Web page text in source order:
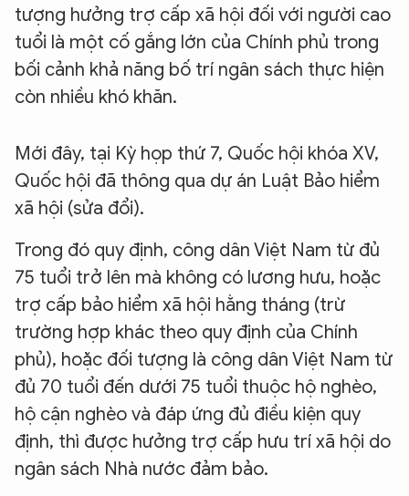
tượng hưởng trợ cấp xã hội đối với người cao
tuổi là một cố gắng lớn của Chính phủ trong
bối cảnh khả năng bố trí ngân sách thực hiện
còn nhiều khó khăn.
Mới đây, tại Kỳ họp thứ 7, Quốc hội khóa XV,
Quốc hội đã thông qua dự án Luật Bảo hiểm
xã hội (sửa đổi).
Trong đó quy định, công dân Việt Nam từ đủ
75 tuổi trở lên mà không có lương hưu, hoặc
trợ cấp bảo hiểm xã hội hằng tháng (trừ
trường hợp khác theo quy định của Chính
phủ), hoặc đối tượng là công dân Việt Nam từ
đủ 70 tuổi đến dưới 75 tuổi thuộc hộ nghèo,
hộ cận nghèo và đáp ứng đủ điều kiện quy
định, thì được hưởng trợ cấp hưu trí xã hội do
ngân sách Nhà nước đảm bảo.